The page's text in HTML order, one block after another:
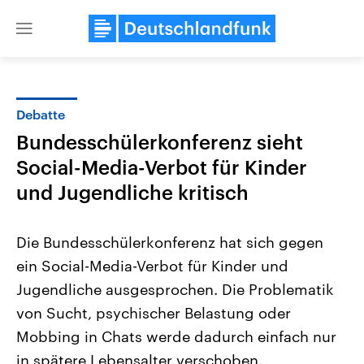
Close
Landtagswahl Sachsen-Anhalt
2026
Alle Informationen
Sachsen-Anhalt wählt am 6.
September 2026 einen neuen
Landtag. Seit 2021 wird das
Bundesland von einer Koalition aus
USA
Aktuelle Beiträge,
Hintergründe
Wirtschaftlich und
gehören die Vereinigten
mit großem Einfluss auf
Debatte
Bundesschülerkonferenz sieht
Social-Media-Verbot für Kinder
und Jugendliche kritisch
Die Bundesschülerkonferenz hat sich gegen
ein Social-Media-Verbot für Kinder und
Jugendliche ausgesprochen. Die Problematik
von Sucht, psychischer Belastung oder
Mobbing in Chats werde dadurch einfach nur
in spätere Lebensalter verschoben.